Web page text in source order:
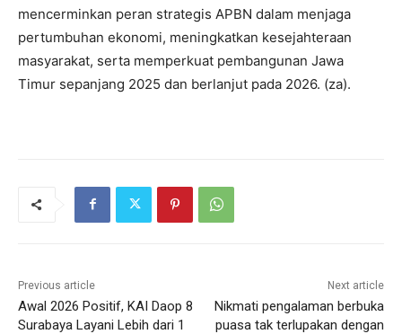
mencerminkan peran strategis APBN dalam menjaga
pertumbuhan ekonomi, meningkatkan kesejahteraan
masyarakat, serta memperkuat pembangunan Jawa
Timur sepanjang 2025 dan berlanjut pada 2026. (za).
Previous article
Awal 2026 Positif, KAI Daop 8
Surabaya Layani Lebih dari 1
Next article
Nikmati pengalaman berbuka
puasa tak terlupakan dengan